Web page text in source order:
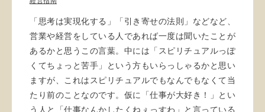
「思考は実現化する」「引き寄せの法則」などなど、
営業や経営をしている人であれば一度は聞いたことが
あるかと思うこの言葉。中には「スピリチュアルっぽ
くてちょっと苦手」という方もいらっしゃるかと思い
ますが、これはスピリチュアルでもなんでもなくて当
たり前のことなのです。仮に「仕事が大好き！」とい
う人と「仕事なんかしたくねぇっすわ」と言っている